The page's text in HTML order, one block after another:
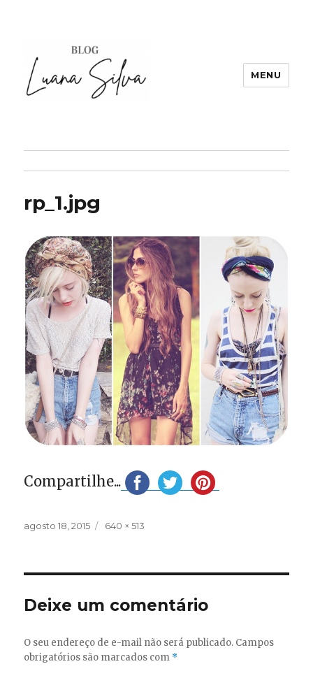
MENU
rp_1.jpg
Compartilhe...
Publicado
agosto 18, 2015
Tamanho
640 × 513
Deixe um comentário
O seu endereço de e-mail não será publicado. Campos
obrigatórios são marcados com *